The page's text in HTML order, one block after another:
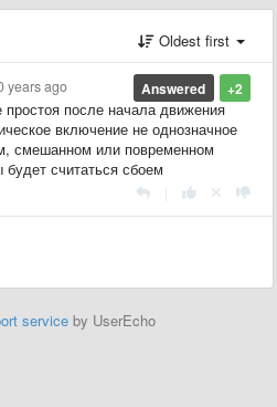
Oldest first
+2
Answered
years ago
после начала движения
включение не однозначное
смешанном или повременном
считаться сбоем
service by UserEcho